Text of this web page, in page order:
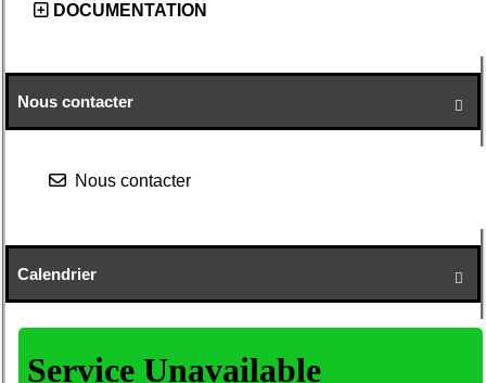
DOCUMENTATION

Nous contacter
Nous contacter

Calendrier